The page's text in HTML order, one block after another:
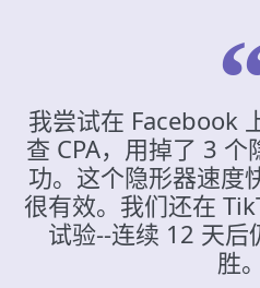
我尝试在 Facebook
查 CPA，用掉了 3
功。这个隐形器速度
很有效。我们还在
试验--连续 12 天后
胜